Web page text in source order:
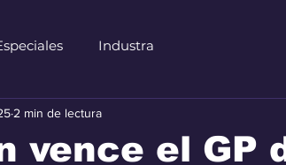
Industra
vence el GP
2 min de lectura